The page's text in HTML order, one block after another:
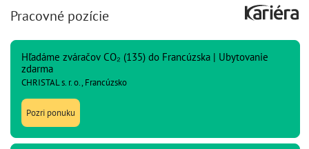
Pracovné pozície
Hľadáme zváračov CO₂ (135) do Francúzska | Ubytovanie
zdarma
CHRISTAL s. r. o., Francúzsko
Pozri ponuku